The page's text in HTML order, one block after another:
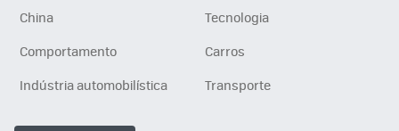
China
Tecnologia
Comportamento
Carros
Indústria automobilística
Transporte